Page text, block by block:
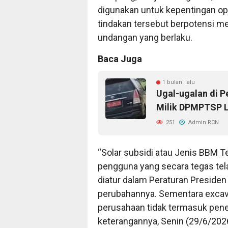
digunakan untuk kepentingan
tindakan tersebut berpotensi
undangan yang berlaku.
Baca Juga
1 bulan lalu
Ugal-ugalan di
Milik DPMPTSP
251 Admin RCN
“Solar subsidi atau Jenis BBM
pengguna yang secara tegas
diatur dalam Peraturan
perubahannya. Sementara
perusahaan tidak termasuk
keterangannya, Senin (29/6/